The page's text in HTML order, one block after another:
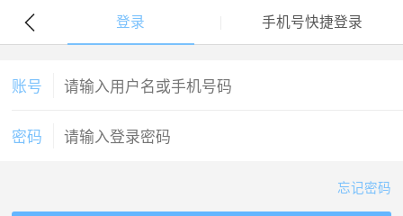
登录 手机号快捷登录
账号
密码
忘记密码